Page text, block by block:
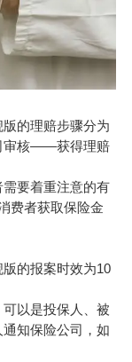
的理赔步骤分为
审核——获得理赔
要着重注意的有
费者获取保险金
的报案时效为10
以是投保人、被
知保险公司，如